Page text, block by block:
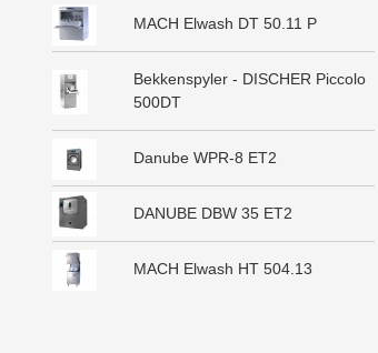
MACH Elwash DT 50.11 P
Bekkenspyler - DISCHER Piccolo
500DT
Danube WPR-8 ET2
DANUBE DBW 35 ET2
MACH Elwash HT 504.13